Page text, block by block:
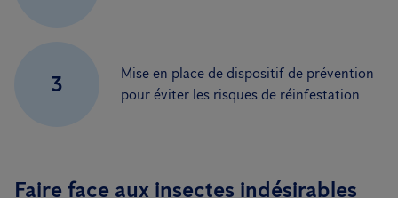
3
Mise en place de dispositif de prévention
pour éviter les risques de réinfestation
Faire face aux insectes indésirables